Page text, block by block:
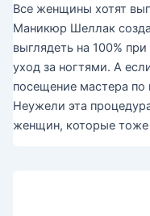
Все женщины хотят
Маникюр Шеллак
выглядеть на 100%
уход за ногтями. А
посещение мастера
Неужели эта
женщин, которые